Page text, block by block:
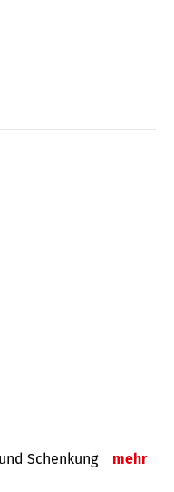
Schenkung mehr